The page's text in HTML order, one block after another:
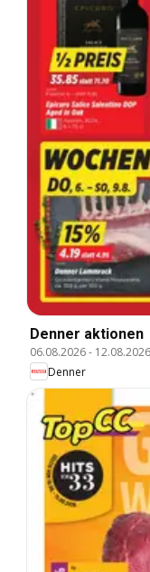
Denner aktionen
06.08.2026- 12.08.2026
Denner